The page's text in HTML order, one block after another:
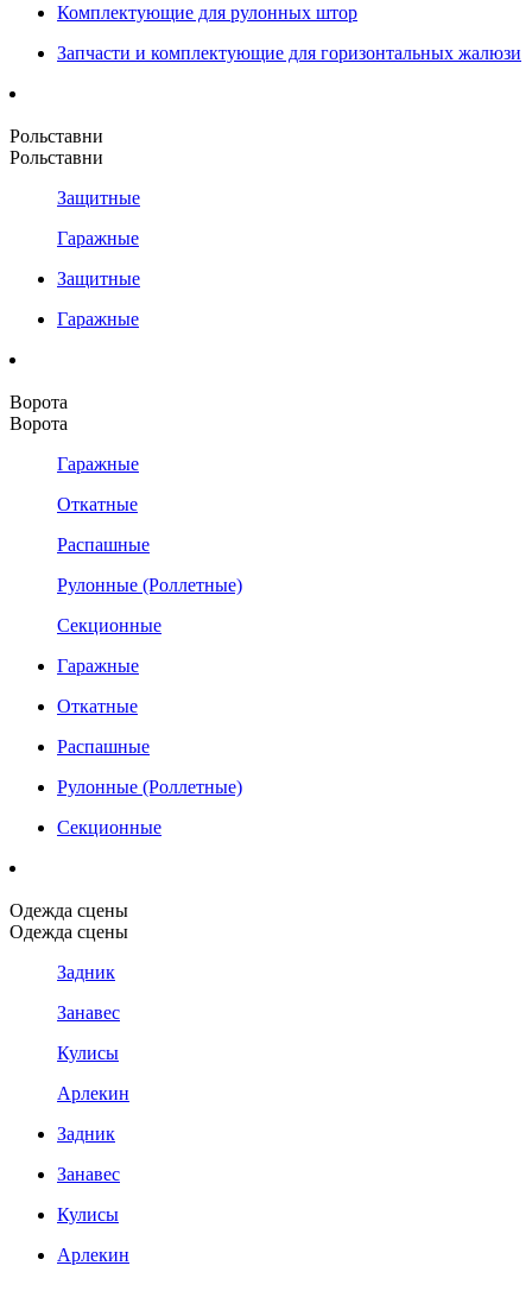
Комплектующие для рулонных штор
Запчасти и комплектующие для горизонтальных жалюзи
Рольставни
Рольставни
Защитные
Гаражные
Защитные
Гаражные
Ворота
Ворота
Гаражные
Откатные
Распашные
Рулонные (Роллетные)
Секционные
Гаражные
Откатные
Распашные
Рулонные (Роллетные)
Секционные
Одежда сцены
Одежда сцены
Задник
Занавес
Кулисы
Арлекин
Задник
Занавес
Кулисы
Арлекин